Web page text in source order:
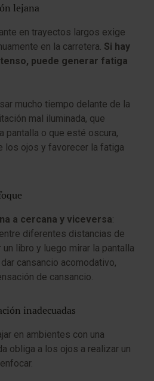
lejana
en trayectos largos exige
en la carretera. Si hay
puede generar fatiga
mucho tiempo delante de la
mal iluminada, que
pantalla o que esté oscura,
los ojos y favorecer la fatiga
a cercana y viceversa:
diferentes distancias de
libro y luego mirar la pantalla
cansancio acomodativo,
de cansancio.
inadecuadas
en ambientes con una
obliga a los ojos a realizar un